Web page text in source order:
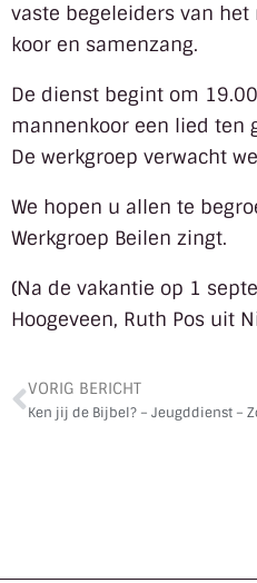
vaste begeleiders van
koor en samenzang.
De dienst begint om
mannenkoor een lied ten
De werkgroep verwacht
We hopen u allen te
Werkgroep Beilen zingt.
(Na de vakantie op 1
Hoogeveen, Ruth Pos uit
VORIG BERICHT
Ken jij de Bijbel? – Jeugddienst –